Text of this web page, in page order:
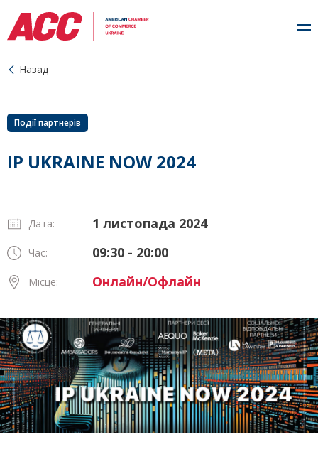
Назад
Події партнерів
IP UKRAINE NOW 2024
Дата: 1 листопада 2024
Час: 09:30 - 20:00
Місце: Онлайн/Офлайн